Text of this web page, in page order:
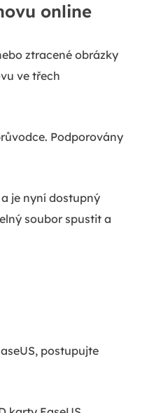
online
ztracené obrázky
ve třech
Podporovány
je nyní dostupný
soubor spustit a
postupujte